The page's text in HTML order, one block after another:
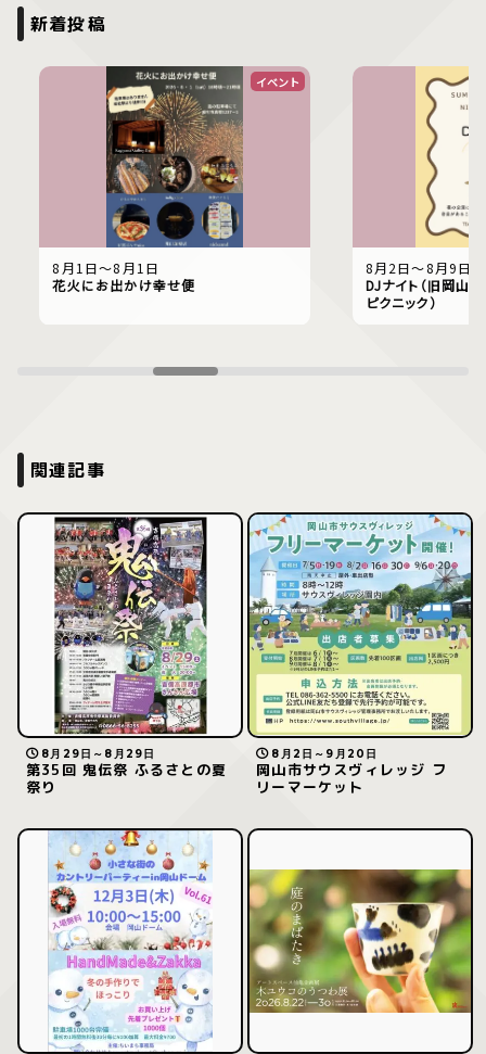
新着投稿
イベント
8月1日〜8月1日
花火にお出かけ幸せ便
8月2日〜8月9日
DJナイト（旧岡山
ピクニック）
関連記事
8月29日～8月29日
第35回 鬼伝祭 ふるさとの夏
祭り
8月2日～9月20日
岡山市サウスヴィレッジ フ
リーマーケット